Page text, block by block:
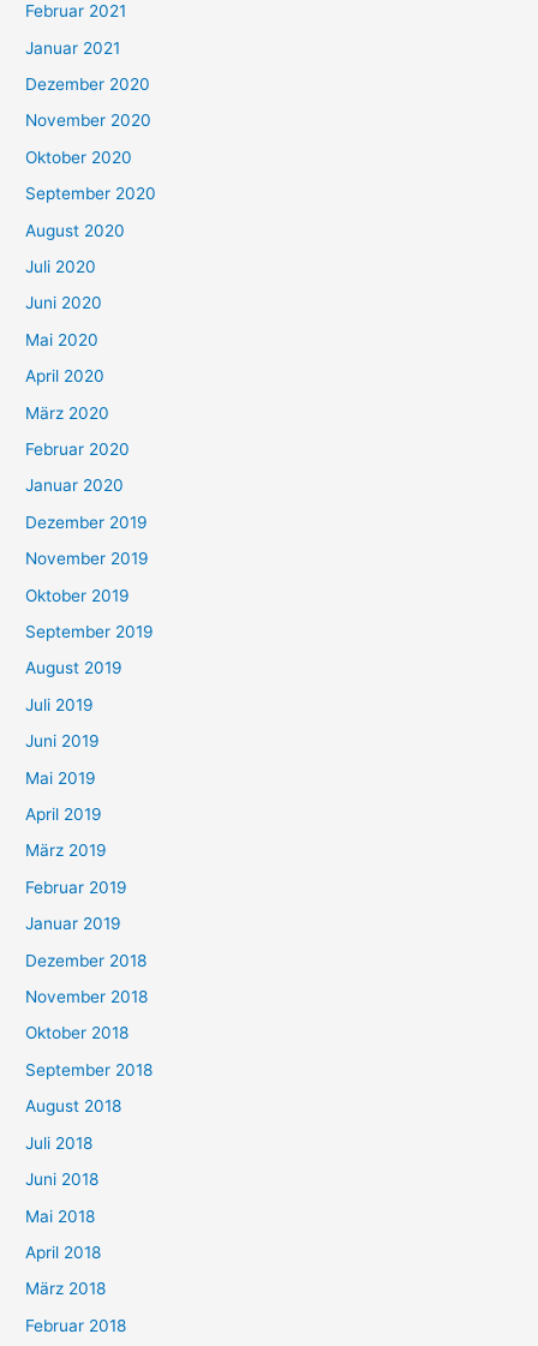
Februar 2021
Januar 2021
Dezember 2020
November 2020
Oktober 2020
September 2020
August 2020
Juli 2020
Juni 2020
Mai 2020
April 2020
März 2020
Februar 2020
Januar 2020
Dezember 2019
November 2019
Oktober 2019
September 2019
August 2019
Juli 2019
Juni 2019
Mai 2019
April 2019
März 2019
Februar 2019
Januar 2019
Dezember 2018
November 2018
Oktober 2018
September 2018
August 2018
Juli 2018
Juni 2018
Mai 2018
April 2018
März 2018
Februar 2018